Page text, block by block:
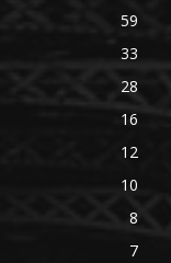
59
33
28
16
12
10
8
7